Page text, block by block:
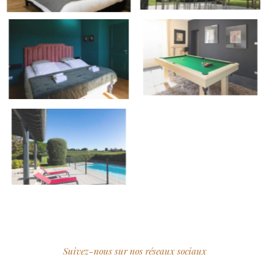
Suivez-nous sur nos réseaux sociaux